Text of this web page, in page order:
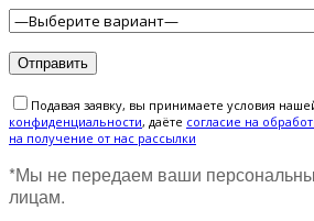
Подавая заявку, вы принимаете условия
конфиденциальности, даёте cогласие на
на получение от нас рассылки
*Мы не передаем ваши
лицам.